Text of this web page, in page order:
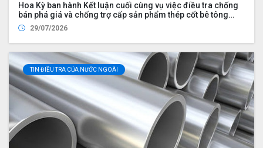
Hoa Kỳ ban hành Kết luận cuối cùng vụ việc điều tra chống
bán phá giá và chống trợ cấp sản phẩm thép cốt bê tông
nhập khẩu từ Việt Nam
29/07/2026
TIN ĐIỀU TRA CỦA NƯỚC NGOÀI